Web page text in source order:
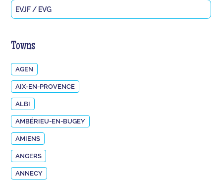
EVJF / EVG
Towns
AGEN
AIX-EN-PROVENCE
ALBI
AMBÉRIEU-EN-BUGEY
AMIENS
ANGERS
ANNECY